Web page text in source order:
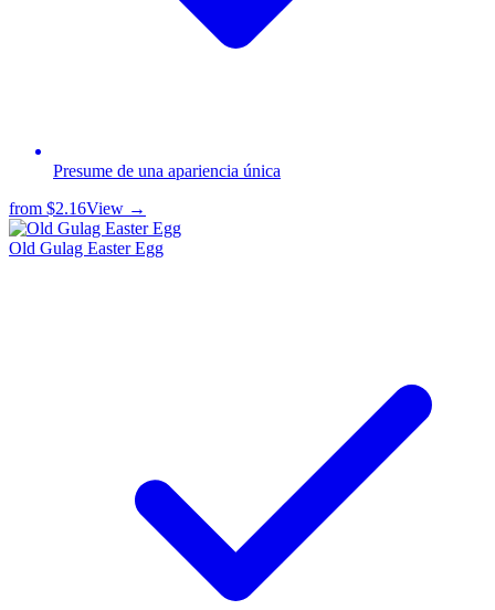
Presume de una apariencia única
from $2.16View →
Old Gulag Easter Egg